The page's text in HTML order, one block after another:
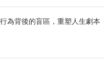
為背後的盲區，重塑人生劇本